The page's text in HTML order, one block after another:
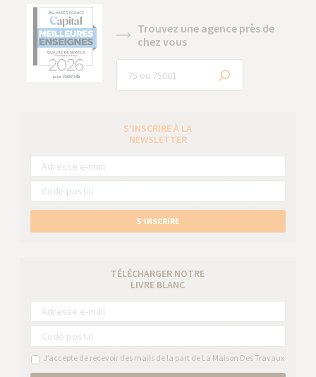
Trouvez une agence près de
chez vous
S’INSCRIRE À LA
NEWSLETTER
S’INSCRIRE
TÉLÉCHARGER NOTRE
LIVRE BLANC
J’accepte de recevoir des mails de la part de La Maison Des Travaux